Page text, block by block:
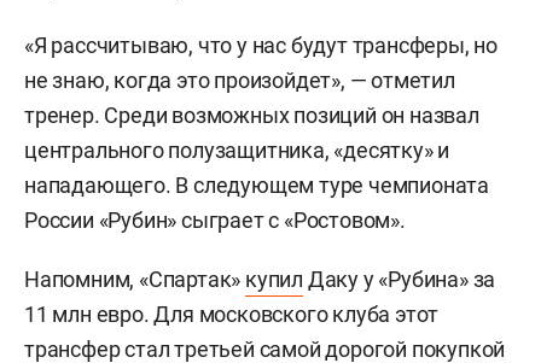
«Я рассчитываю, что у нас будут трансферы, но
не знаю, когда это произойдет», — отметил
тренер. Среди возможных позиций он назвал
центрального полузащитника, «десятку» и
нападающего. В следующем туре чемпионата
России «Рубин» сыграет с «Ростовом».
Напомним, «Спартак» купил Даку у «Рубина» за
11 млн евро. Для московского клуба этот
трансфер стал третьей самой дорогой покупкой